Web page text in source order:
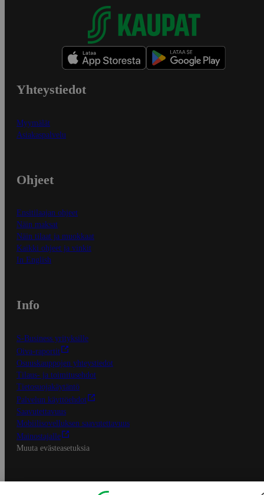
Yhteystiedot
Myymälät
Asiakaspalvelu
Ohjeet
Ensitilaajan ohjeet
Näin maksat
Näin tilaat ja muokkaat
Kaikki ohjeet ja vinkit
In English
Info
S-Business yrityksille
Oiva-raportit
Osuuskauppojen yhteystiedot
Tilaus- ja toimitusehdot
Tietosuojakäytäntö
Palvelun käyttöehdot
Saavutettavuus
Mobiilisovelluksen saavutettavuus
Mainostajalle
Muuta evästeasetuksia